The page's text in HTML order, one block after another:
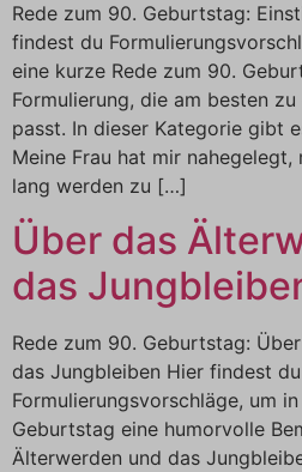
Rede zum 90. Geburtstag:
findest du
eine kurze Rede zum 90.
Formulierung, die am besten
passt. In dieser Kategorie gibt
Meine Frau hat mir nahegelegt,
lang werden zu […]
Über das
das
Rede zum 90. Geburtstag:
das Jungbleiben Hier findest du
Formulierungsvorschläge, um
Geburtstag eine humorvolle
Älterwerden und das